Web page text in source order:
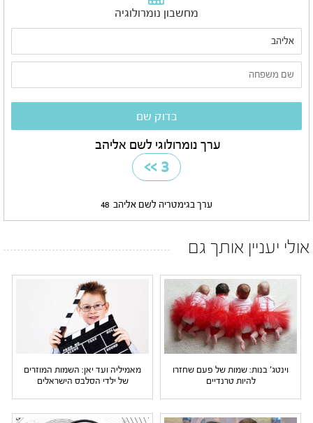
מחשבון נומרולוגיה
ערך נומרולוגי לשם אליהב
3
>>
ערך בגימטריה לשם אליהב 48
אולי יעניין אותך גם
וינטג' בנות: שמות של פעם שחזרו
להיות טרנדיים
מאמיליה ועד יאן: השמות המוזרים
של ילדי הסלבס הישראלים